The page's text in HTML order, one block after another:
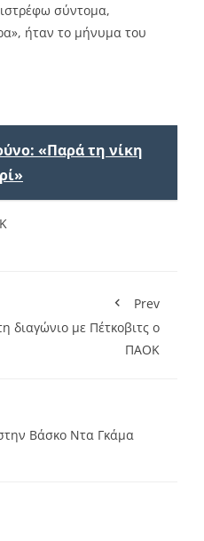
σύντομα,
ήταν το μήνυμα του
«Παρά τη νίκη
Prev
διαγώνιο με Πέτκοβιτς ο
ΠΑΟΚ
Βάσκο Nτα Γκάμα